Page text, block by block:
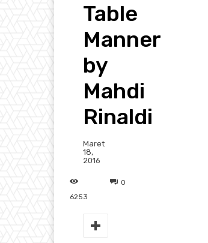
Table
Manner
by
Mahdi
Rinaldi
Maret
18,
2016
0
6253